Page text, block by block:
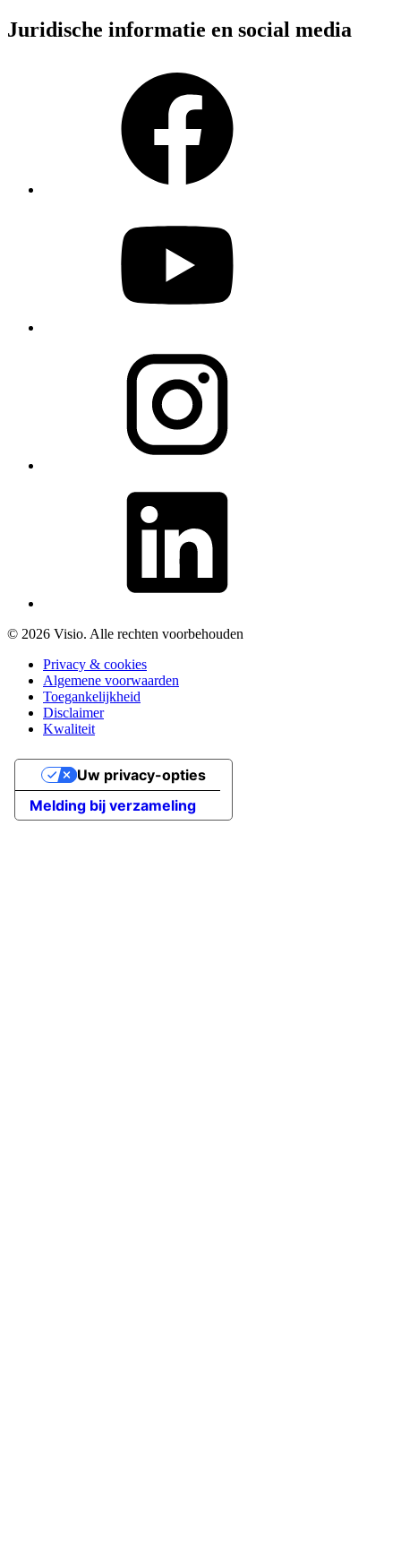
Juridische informatie en social media
© 2026 Visio. Alle rechten voorbehouden
Privacy & cookies
Algemene voorwaarden
Toegankelijkheid
Disclaimer
Kwaliteit
Melding bij verzameling
Uw privacy-opties